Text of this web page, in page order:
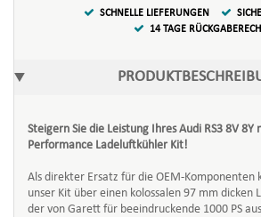
SCHNELLE LIEFERUNGEN
14 TAGE
Steigern Sie die Leistung Ihres Audi RS3 8V 8Y
Performance Ladeluftkühler Kit!
Als direkter Ersatz für die OEM-
unser Kit über einen kolossalen 97 mm dicken
der von Garett für beeindruckende 1000 PS